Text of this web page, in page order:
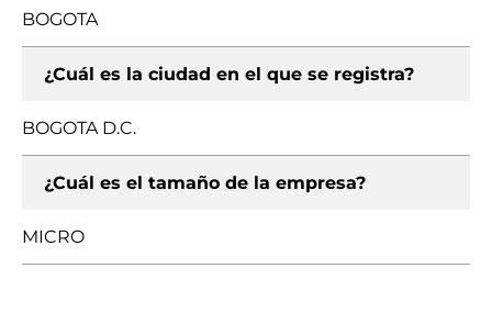
BOGOTA
¿Cuál es la ciudad en el que se registra?
BOGOTA D.C.
¿Cuál es el tamaño de la empresa?
MICRO